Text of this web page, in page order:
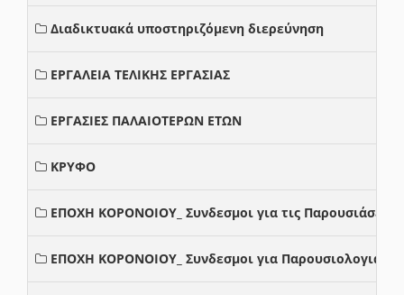
Διαδικτυακά υποστηριζόμενη διερεύνηση
ΕΡΓΑΛΕΙΑ ΤΕΛΙΚΗΣ ΕΡΓΑΣΙΑΣ
ΕΡΓΑΣΙΕΣ ΠΑΛΑΙΟΤΕΡΩΝ ΕΤΩΝ
ΚΡΥΦΟ
ΕΠΟΧΗ ΚΟΡΟΝΟΙΟΥ_ Συνδεσμοι για τις Παρουσιάσεις
ΕΠΟΧΗ ΚΟΡΟΝΟΙΟΥ_ Συνδεσμοι για Παρουσιολογια